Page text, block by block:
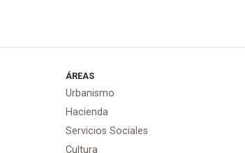
ÁREAS
Urbanismo
Hacienda
Servicios Sociales
Cultura